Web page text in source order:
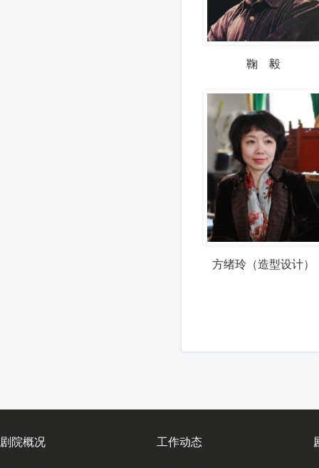
鞠 毅
方绪玲（造型设计）
剧院概况 工作动态